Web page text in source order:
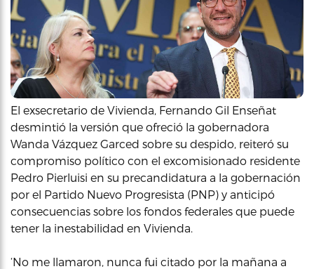
El exsecretario de Vivienda, Fernando Gil Enseñat
desmintió la versión que ofreció la gobernadora
Wanda Vázquez Garced sobre su despido, reiteró su
compromiso político con el excomisionado residente
Pedro Pierluisi en su precandidatura a la gobernación
por el Partido Nuevo Progresista (PNP) y anticipó
consecuencias sobre los fondos federales que puede
tener la inestabilidad en Vivienda.
‘No me llamaron, nunca fui citado por la mañana a